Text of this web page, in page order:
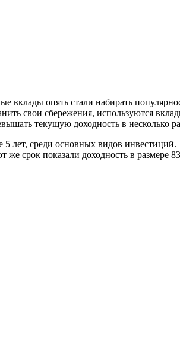
вклады опять стали набирать
свои сбережения, используются
текущую доходность в несколько
среди основных видов инвестиций.
же срок показали доходность в размере